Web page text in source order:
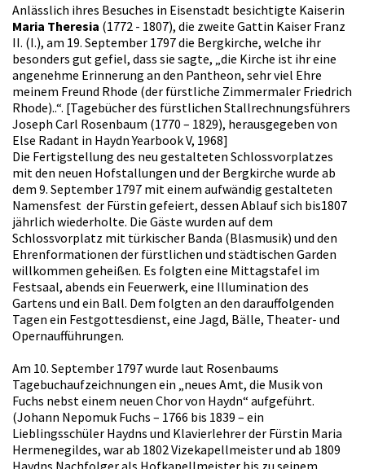
Anlässlich ihres Besuches in Eisenstadt besichtigte Kaiserin
Maria Theresia (1772 - 1807), die zweite Gattin Kaiser Franz
II. (I.), am 19. September 1797 die Bergkirche, welche ihr
besonders gut gefiel, dass sie sagte, „die Kirche ist ihr eine
angenehme Erinnerung an den Pantheon, sehr viel Ehre
meinem Freund Rhode (der fürstliche Zimmermaler Friedrich
Rhode)..“. [Tagebücher des fürstlichen Stallrechnungsführers
Joseph Carl Rosenbaum (1770 – 1829), herausgegeben von
Else Radant in Haydn Yearbook V, 1968]
Die Fertigstellung des neu gestalteten Schlossvorplatzes
mit den neuen Hofstallungen und der Bergkirche wurde ab
dem 9. September 1797 mit einem aufwändig gestalteten
Namensfest der Fürstin gefeiert, dessen Ablauf sich bis1807
jährlich wiederholte. Die Gäste wurden auf dem
Schlossvorplatz mit türkischer Banda (Blasmusik) und den
Ehrenformationen der fürstlichen und städtischen Garden
willkommen geheißen. Es folgten eine Mittagstafel im
Festsaal, abends ein Feuerwerk, eine Illumination des
Gartens und ein Ball. Dem folgten an den darauffolgenden
Tagen ein Festgottesdienst, eine Jagd, Bälle, Theater- und
Opernaufführungen.
Am 10. September 1797 wurde laut Rosenbaums
Tagebuchaufzeichnungen ein „neues Amt, die Musik von
Fuchs nebst einem neuen Chor von Haydn“ aufgeführt.
(Johann Nepomuk Fuchs – 1766 bis 1839 – ein
Lieblingsschüler Haydns und Klavierlehrer der Fürstin Maria
Hermenegildes, war ab 1802 Vizekapellmeister und ab 1809
Haydns Nachfolger als Hofkapellmeister bis zu seinem